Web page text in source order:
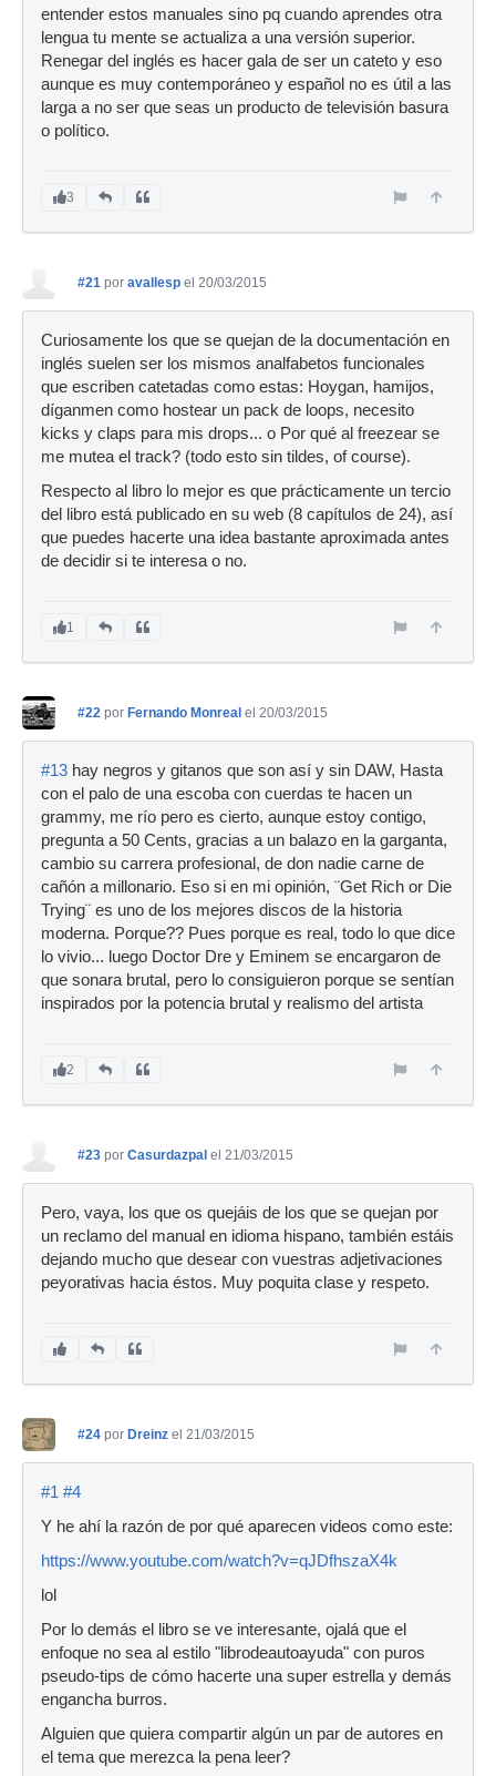
entender estos manuales sino pq cuando aprendes otra
lengua tu mente se actualiza a una versión superior.
Renegar del inglés es hacer gala de ser un cateto y eso
aunque es muy contemporáneo y español no es útil a las
larga a no ser que seas un producto de televisión basura
o político.
3
#21 por avallesp el 20/03/2015
Curiosamente los que se quejan de la documentación en
inglés suelen ser los mismos analfabetos funcionales
que escriben catetadas como estas: Hoygan, hamijos,
díganmen como hostear un pack de loops, necesito
kicks y claps para mis drops... o Por qué al freezear se
me mutea el track? (todo esto sin tildes, of course).
Respecto al libro lo mejor es que prácticamente un tercio
del libro está publicado en su web (8 capítulos de 24), así
que puedes hacerte una idea bastante aproximada antes
de decidir si te interesa o no.
1
#22 por Fernando Monreal el 20/03/2015
#13 hay negros y gitanos que son así y sin DAW, Hasta
con el palo de una escoba con cuerdas te hacen un
grammy, me río pero es cierto, aunque estoy contigo,
pregunta a 50 Cents, gracias a un balazo en la garganta,
cambio su carrera profesional, de don nadie carne de
cañón a millonario. Eso si en mi opinión, ¨Get Rich or Die
Trying¨ es uno de los mejores discos de la historia
moderna. Porque?? Pues porque es real, todo lo que dice
lo vivio... luego Doctor Dre y Eminem se encargaron de
que sonara brutal, pero lo consiguieron porque se sentían
inspirados por la potencia brutal y realismo del artista
2
#23 por Casurdazpal el 21/03/2015
Pero, vaya, los que os quejáis de los que se quejan por
un reclamo del manual en idioma hispano, también estáis
dejando mucho que desear con vuestras adjetivaciones
peyorativas hacia éstos. Muy poquita clase y respeto.
#24 por Dreinz el 21/03/2015
#1 #4
Y he ahí la razón de por qué aparecen videos como este:
https://www.youtube.com/watch?v=qJDfhszaX4k
lol
Por lo demás el libro se ve interesante, ojalá que el
enfoque no sea al estilo "librodeautoayuda" con puros
pseudo-tips de cómo hacerte una super estrella y demás
engancha burros.
Alguien que quiera compartir algún un par de autores en
el tema que merezca la pena leer?